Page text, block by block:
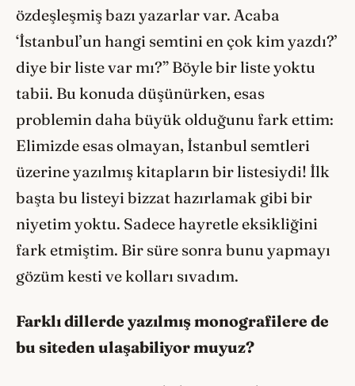
özdeşleşmiş bazı yazarlar var. Acaba
‘İstanbul’un hangi semtini en çok kim yazdı?’
diye bir liste var mı?” Böyle bir liste yoktu
tabii. Bu konuda düşünürken, esas
problemin daha büyük olduğunu fark ettim:
Elimizde esas olmayan, İstanbul semtleri
üzerine yazılmış kitapların bir listesiydi! İlk
başta bu listeyi bizzat hazırlamak gibi bir
niyetim yoktu. Sadece hayretle eksikliğini
fark etmiştim. Bir süre sonra bunu yapmayı
gözüm kesti ve kolları sıvadım.
Farklı dillerde yazılmış monografilere de
bu siteden ulaşabiliyor muyuz?